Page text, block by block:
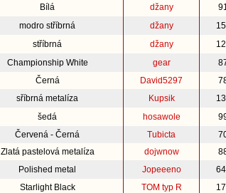
Bílá džany
modro stříbrná džany
stříbrná džany
Championship White gear
Černá David5297
sříbrná metalíza Kupsik
šedá hosawole
Červená - Černá Tubicta
Zlatá pastelová metalíza dojwnow
Polished metal Jopeeeno
Starlight Black TOM typ R